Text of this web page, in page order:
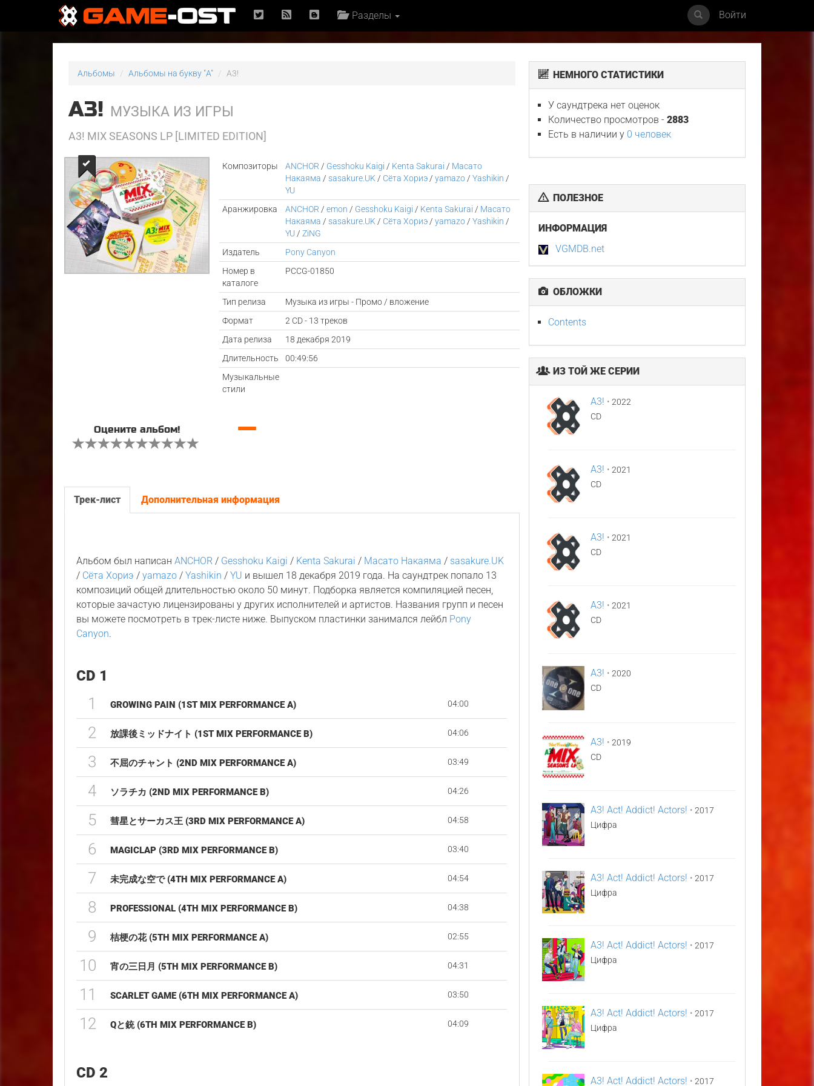
Разделы Войти
Альбомы Альбомы на букву "A" A3!
A3! МУЗЫКА ИЗ ИГРЫ
A3! MIX SEASONS LP [LIMITED EDITION]
Композиторы ANCHOR / Gesshoku Kaigi / Kenta Sakurai / Масато
Накаяма / sasakure.UK / Сёта Хориэ/ yamazo/ Yashikin /
YU
Аранжировка
ANCHOR / emon / Gesshoku Kaigi / Kenta Sakurai / Масато
Накаяма / sasakure.UK / Сёта Хориэ/ yamazo/ Yashikin /
YU / ZiNG
Издатель
Pony Canyon
Номер в
каталоге
PCCG-01850
Тип релиза
Музыка из игры - Промо / вложение
Формат
2 CD - 13 треков
Дата релиза
18 декабря 2019
Длительность
00:49:56
Музыкальные
стили
Оцените альбом! —
Трек-лист Дополнительная информация
Альбом был написанANCHOR / Gesshoku Kaigi / Kenta Sakurai / Масато Накаяма/ sasakure.UK
/ Сёта Хориэ /yamazo /Yashikin /YU и вышел 18 декабря 2019 года. На саундтрек попало 13
композиций общей длительностью около 50 минут. Подборка является компиляцией песен,
которые зачастую лицензированы у других исполнителей и артистов. Названия групп и песен
вы можете посмотреть в трек-листе ниже. Выпуском пластинки занимался лейбл Pony
Canyon.
CD 1
1 GROWING PAIN (1ST MIX PERFORMANCE A) 04:00
2 放課後ミッドナイト (1ST MIX PERFORMANCE B) 04:06
3 不屈のチャント (2ND MIX PERFORMANCE A) 03:49
4 ソラチカ (2ND MIX PERFORMANCE B) 04:26
5 彗星とサーカス王 (3RD MIX PERFORMANCE A) 04:58
6 MAGICLAP (3RD MIX PERFORMANCE B) 03:40
7 未完成な空で (4TH MIX PERFORMANCE A) 04:54
8 PROFESSIONAL (4TH MIX PERFORMANCE B) 04:38
9 桔梗の花 (5TH MIX PERFORMANCE A) 02:55
10 宵の三日月 (5TH MIX PERFORMANCE B) 04:31
11 SCARLET GAME (6TH MIX PERFORMANCE A) 03:50
12 Qと銃 (6TH MIX PERFORMANCE B) 04:09
CD 2
НЕМНОГО СТАТИСТИКИ
У саундтрека нет оценок
Количество просмотров -2883
Есть в наличии у 0 человек
ПОЛЕЗНОЕ
ИНФОРМАЦИЯ
VGMDB.net
ОБЛОЖКИ
Contents
ИЗ ТОЙ ЖЕ СЕРИИ
A3! • 2022
CD
A3! • 2021
CD
A3! • 2021
CD
A3! • 2021
CD
A3! • 2020
CD
A3! • 2019
CD
A3! Act! Addict! Actors! • 2017
Цифра
A3! Act! Addict! Actors! • 2017
Цифра
A3! Act! Addict! Actors! • 2017
Цифра
A3! Act! Addict! Actors! • 2017
Цифра
A3! Act! Addict! Actors! • 2017